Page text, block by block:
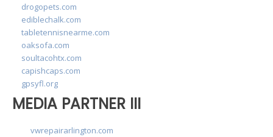
drogopets.com
ediblechalk.com
tabletennisnearme.com
oaksofa.com
soultacohtx.com
capishcaps.com
gpsyfl.org
MEDIA PARTNER III
vwrepairarlington.com